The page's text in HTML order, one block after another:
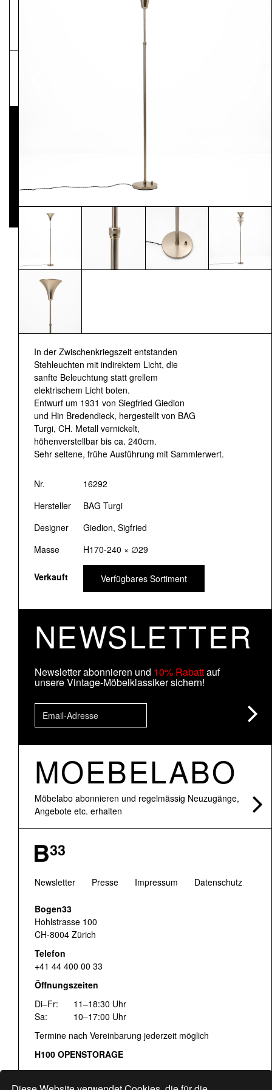
In der Zwischenkriegszeit entstanden
Stehleuchten mit indirektem Licht, die
sanfte Beleuchtung statt grellem
elektrischem Licht boten.
Entwurf um 1931 von Siegfried Giedion
und Hin Bredendieck, hergestellt von BAG
Turgi, CH. Metall vernickelt,
höhenverstellbar bis ca. 240cm.
Sehr seltene, frühe Ausführung mit Sammlerwert.
Nr.
16292
Hersteller
BAG Turgi
Designer
Giedion, Sigfried
Masse
H170-240 × ∅29
Verkauft Verfügbares Sortiment
NEWSLETTER
Newsletter abonnieren und 10% Rabattauf
unsere Vintage-Möbelklassiker sichern!
MOEBELABO
Möbelabo abonnieren und regelmässig Neuzugänge,
Angebote etc. erhalten
Newsletter Presse Impressum Datenschutz
Bogen33
Hohlstrasse 100
CH-8004 Zürich
Telefon
+41 44 400 00 33
Öffnungszeiten
Di–Fr:
11–18:30 Uhr
Sa:
10–17:00 Uhr
Termine nach Vereinbarung jederzeit möglich
H100 OPENSTORAGE
Fr:
16:00–18:30 Uhr
Sa: 12:00–17:00 Uhr
Pressematerial